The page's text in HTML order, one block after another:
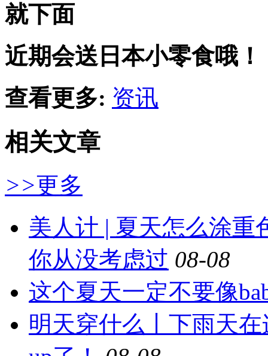
就下面
近期会送日本小零食哦！
查看更多: 资讯
相关文章
>>更多
美人计 | 夏天怎么涂重
你从没考虑过 08-08
这个夏天一定不要像
明天穿什么丨下雨天